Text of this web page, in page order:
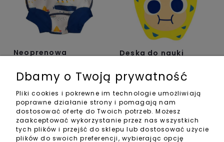
Neoprenowa
pływania Happy
Nappy Tug Boats
87,00 zł
Deska do nauki
Pufferfish
55,00 zł
Dbamy o Twoją prywatność
Pliki cookies i pokrewne im technologie umożliwiają
poprawne działanie strony i pomagają nam
dostosować ofertę do Twoich potrzeb. Możesz
zaakceptować wykorzystanie przez nas wszystkich
tych plików i przejść do sklepu lub dostosować użycie
plików do swoich preferencji, wybierając opcję